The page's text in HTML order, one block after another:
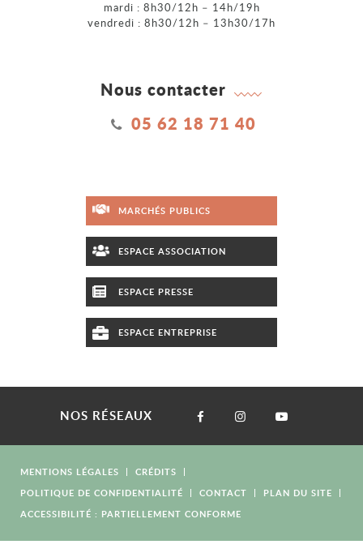
mardi : 8h30/12h – 14h/19h
vendredi : 8h30/12h – 13h30/17h
Nous contacter
05 62 18 71 40
MARCHÉS PUBLICS
ESPACE ASSOCIATION
ESPACE PRESSE
ESPACE ENTREPRISE
NOS RÉSEAUX
MENTIONS LÉGALES
CRÉDITS
POLITIQUE DE CONFIDENTIALITÉ
CONTACT
PLAN DU SITE
ACCESSIBILITÉ : PARTIELLEMENT CONFORME